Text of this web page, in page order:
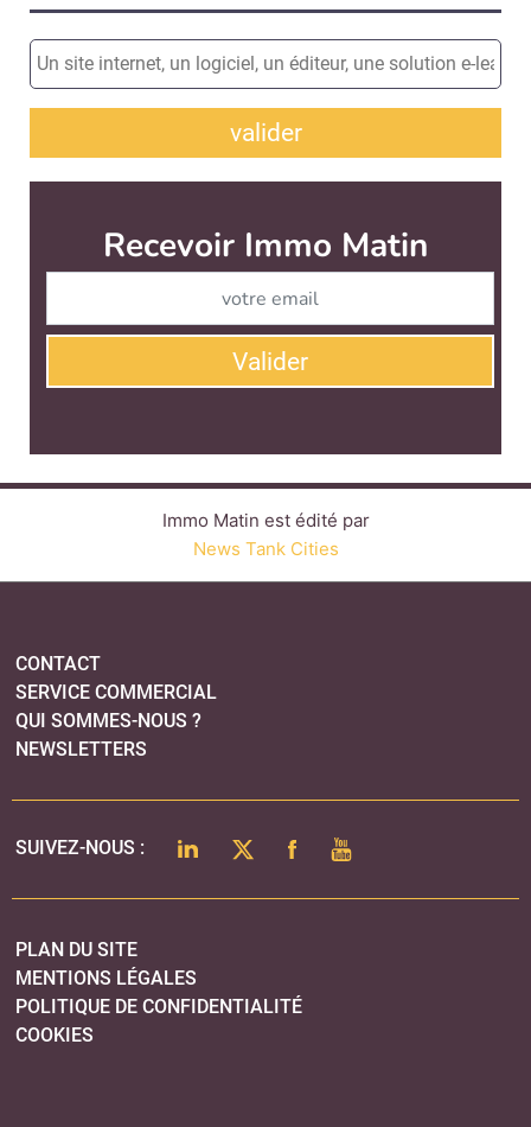
valider
News Tank Cities
SERVICE COMMERCIAL
NEWSLETTERS
LINKEDINTWITTERFACEBOOK
YOUTUBE
PLAN DU SITE
MENTIONS LÉGALES
POLITIQUE DE CONFIDENTIALITÉ
COOKIES